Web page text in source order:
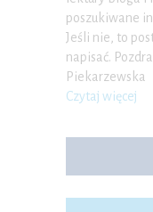
poszukiwane
Jeśli nie, to
napisać.
Piekarzewska
Czytaj więcej